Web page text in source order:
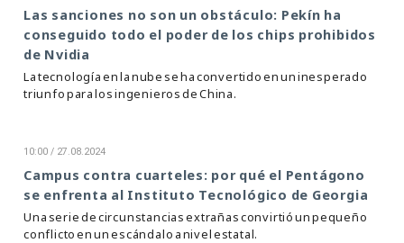
Las sanciones no son un obstáculo: Pekín ha
conseguido todo el poder de los chips prohibidos
de Nvidia
La tecnología en la nube se ha convertido en un inesperado
triunfo para los ingenieros de China.
10:00 / 27.08.2024
Campus contra cuarteles: por qué el Pentágono
se enfrenta al Instituto Tecnológico de Georgia
Una serie de circunstancias extrañas convirtió un pequeño
conflicto en un escándalo a nivel estatal.